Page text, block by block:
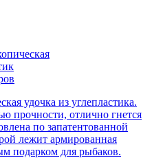
удочка из углепластика.
прочности, отлично гнется
по запатентованной
лежит армированная
подарком для рыбаков.